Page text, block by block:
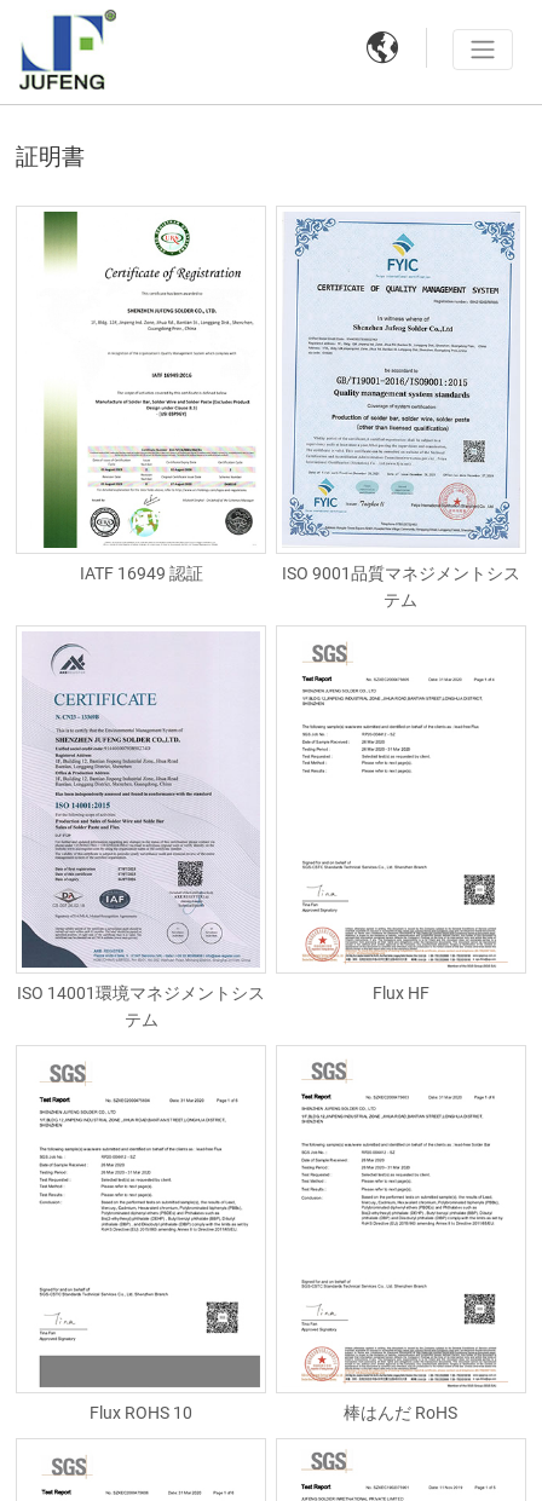

証明書
IATF 16949 認証
ISO 9001品質マネジメントシス
テム
ISO 14001環境マネジメントシス
テム
Flux HF
Flux ROHS 10 棒はんだ RoHS